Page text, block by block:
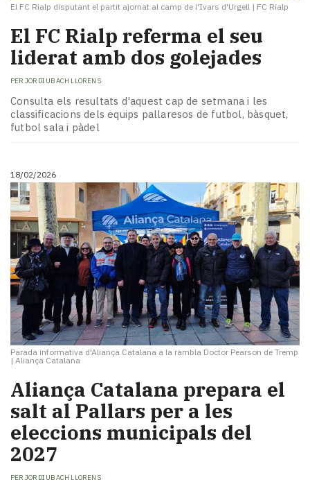
El FC Rialp disputant el partit ajornat al camp de l'Ivars d'Urgell | FC Rialp
El FC Rialp referma el seu
liderat amb dos golejades
PER JORDI UBACH LLORENS
Consulta els resultats d'aquest cap de setmana i les
classificacions dels equips pallaresos de futbol, bàsquet,
futbol sala i pàdel
18/02/2026
Parada informativa d'Aliança Catalana a la rambla Doctor Pearson de Tremp
| Aliança Catalana
Aliança Catalana prepara el
salt al Pallars per a les
eleccions municipals del
2027
PER JORDI UBACH LLORENS